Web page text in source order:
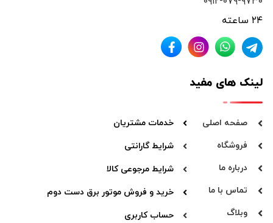
۲۴ ساعته
لینک های مفید
صفحه اصلی
فروشگاه
درباره ما
تماس با ما
وبلاگ
خدمات مشتریان
شرایط گارانتی
شرایط مرجوعی کالا
خرید و فروش موتور برق دست دوم
حساب کاربری